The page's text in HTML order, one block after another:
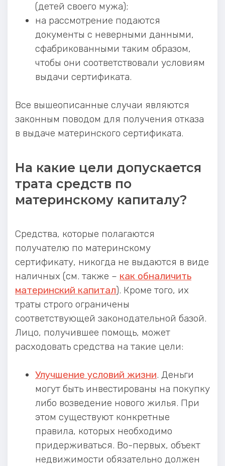
(детей своего мужа);
на рассмотрение подаются
документы с неверными данными,
сфабрикованными таким образом,
чтобы они соответствовали условиям
выдачи сертификата.
Все вышеописанные случаи являются
законным поводом для получения отказа
в выдаче материнского сертификата.
На какие цели допускается
трата средств по
материнскому капиталу?
Средства, которые полагаются
получателю по материнскому
сертификату, никогда не выдаются в виде
наличных (см. также – как обналичить
материнский капитал). Кроме того, их
траты строго ограничены
соответствующей законодательной базой.
Лицо, получившее помощь, может
расходовать средства на такие цели:
Улучшение условий жизни. Деньги
могут быть инвестированы на покупку
либо возведение нового жилья. При
этом существуют конкретные
правила, которых необходимо
придерживаться. Во-первых, объект
недвижимости обязательно должен